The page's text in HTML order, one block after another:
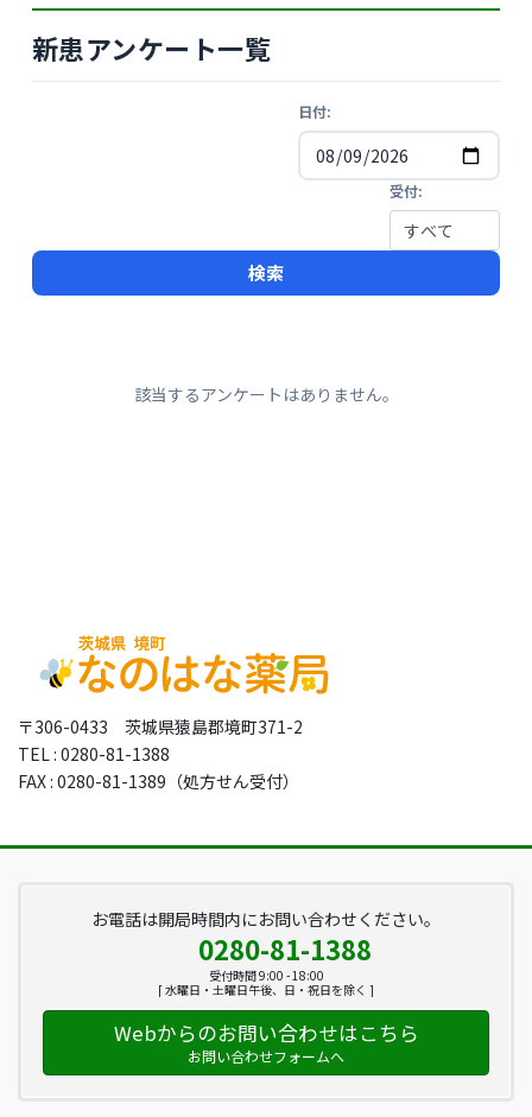
新患アンケート一覧
日付:
受付:
検索
該当するアンケートはありません。
〒306-0433 茨城県猿島郡境町371-2
TEL : 0280-81-1388
FAX : 0280-81-1389（処方せん受付）
お電話は開局時間内にお問い合わせください。
0280-81-1388
受付時間 9:00 - 18:00
[ 水曜日・土曜日午後、日・祝日を除く ]
Webからのお問い合わせはこちら
お問い合わせフォームへ